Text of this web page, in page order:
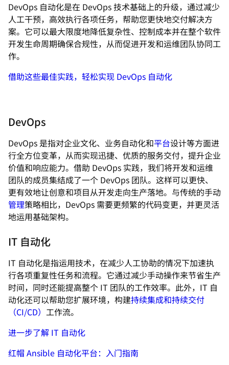
DevOps 自动化是在 DevOps 技术基础上的升级，通过减少
人工干预，高效执行各项任务，帮助您更快地交付解决方
案。它可以最大限度地降低复杂性、控制成本并在整个软件
开发生命周期确保合规性，从而促进开发和运维团队协同工
作。
借助这些最佳实践，轻松实现 DevOps 自动化
DevOps
DevOps 是指对企业文化、业务自动化和平台设计等方面进
行全方位变革，从而实现迅捷、优质的服务交付，提升企业
价值和响应能力。借助 DevOps 实践，我们将开发和运维
团队的成员集结成了一个 DevOps 团队。这样可以更快、
更有效地让创意和项目从开发走向生产落地。与传统的手动
管理策略相比，DevOps 需要更频繁的代码变更，并更灵活
地运用基础架构。
IT 自动化
IT 自动化是指运用技术，在减少人工协助的情况下加速执
行各项重复性任务和流程。它通过减少手动操作来节省生产
时间，同时还能提高整个 IT 团队的工作效率。此外，IT 自
动化还可以帮助您扩展环境，构建持续集成和持续交付
（CI/CD） 工作流。
进一步了解 IT 自动化
红帽 Ansible 自动化平台：入门指南